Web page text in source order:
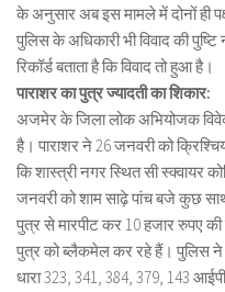
के अनुसार अब इस मामले में दोनों ही
पुलिस के अधिकारी भी विवाद की
रिकॉर्ड बताता है कि विवाद तो हुआ है।
पाराशर का पुत्र ज्यादती का शिकार:
अजमेर के जिला लोक अभियोजक
है। पाराशर ने 26 जनवरी को
कि शास्त्री नगर स्थित सी स्क्वायर
जनवरी को शाम साढ़े पांच बजे कुछ
पुत्र से मारपीट कर 10 हजार रुपए
पुत्र को ब्लैकमेल कर रहे हैं। पुलिस ने
धारा 323, 341, 384, 379, 143